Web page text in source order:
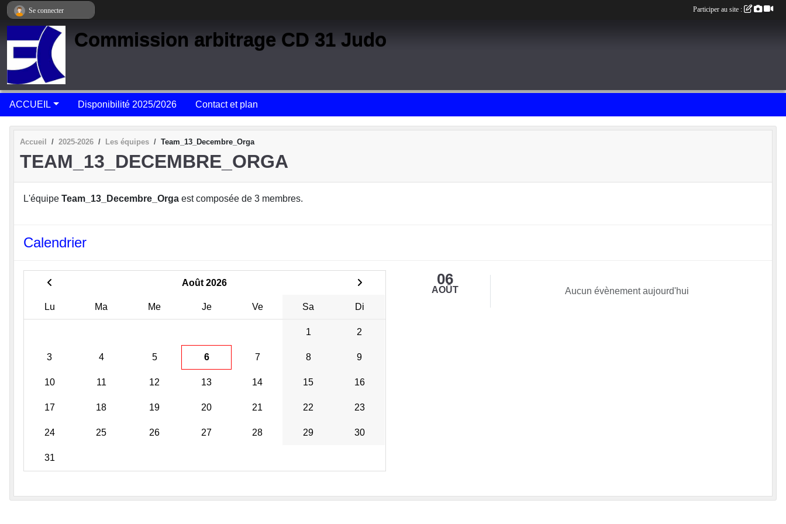
Commission arbitrage CD 31 Judo
ACCUEIL Disponibilité 2025/2026 Contact et plan
Accueil 2025-2026 Les équipes Team_13_Decembre_Orga
TEAM_13_DECEMBRE_ORGA
L'équipe Team_13_Decembre_Orga est composée de 3 membres.
Calendrier
Août 2026
Lu Ma Me Je Ve Sa Di
1 2
3 4 5 6 7 8 9
10 11 12 13 14 15 16
17 18 19 20 21 22 23
24 25 26 27 28 29 30
31
06
AOÛT Aucun évènement aujourd'hui
Se connecter Participer au site :
Panneau de gestion des cookies